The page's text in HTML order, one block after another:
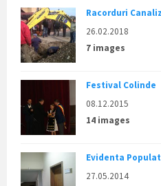
Racorduri
26.02.2018
7 images
Festival Colinde
08.12.2015
14 images
Evidenta
27.05.2014